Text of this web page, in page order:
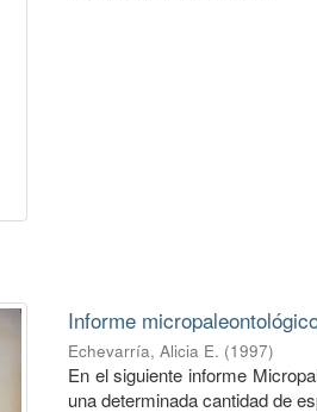
Informe
Echevarría, Alicia E. (1997)
En el siguiente informe
una determinada cantidad de